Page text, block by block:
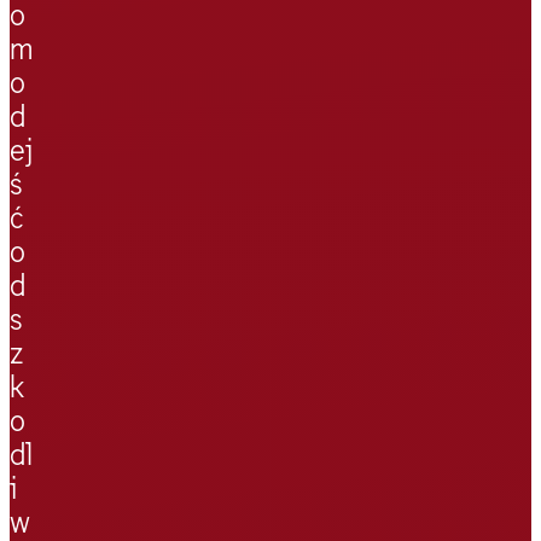
o
m
o
d
ej
ś
ć
o
d
s
z
k
o
dl
i
w